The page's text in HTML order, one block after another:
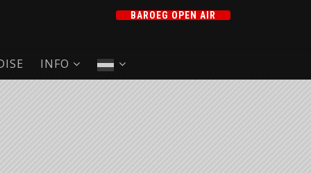
BAROEG OPEN AIR
INFO